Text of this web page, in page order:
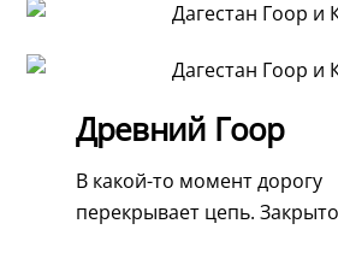
Древний Гоор
В какой-то момент дорогу
перекрывает цепь.